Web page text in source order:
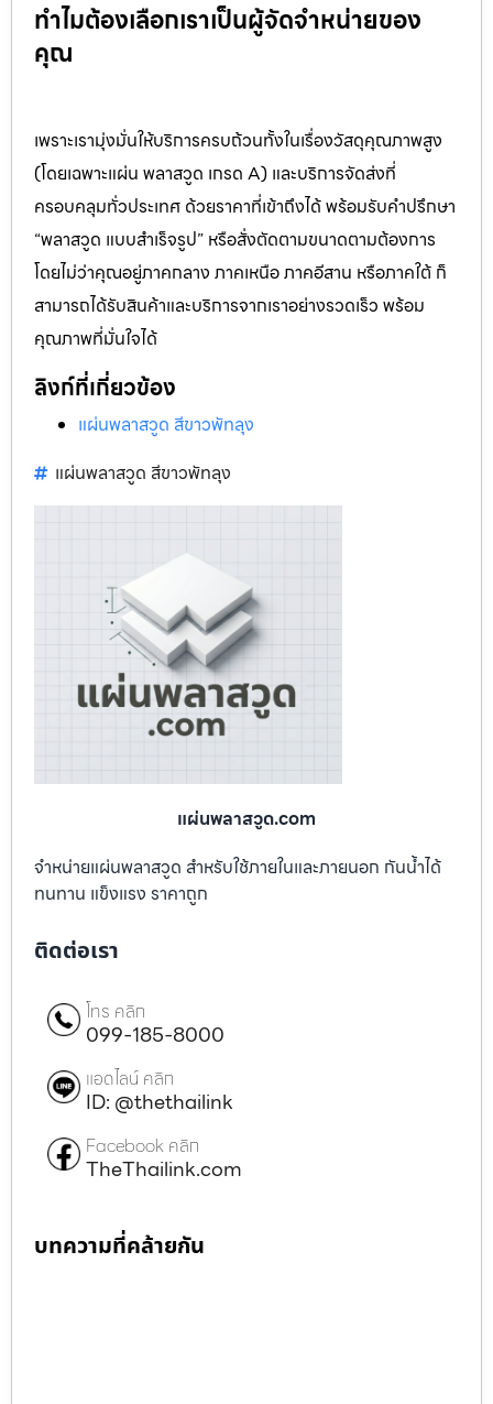
ทำไมต้องเลือกเราเป็นผู้จัดจำหน่ายของ
คุณ
เพราะเรามุ่งมั่นให้บริการครบถ้วนทั้งในเรื่องวัสดุคุณภาพสูง
(โดยเฉพาะแผ่น พลาสวูด เกรด A) และบริการจัดส่งที่
ครอบคลุมทั่วประเทศ ด้วยราคาที่เข้าถึงได้ พร้อมรับคำปรึกษา
“พลาสวูด แบบสำเร็จรูป” หรือสั่งตัดตามขนาดตามต้องการ
โดยไม่ว่าคุณอยู่ภาคกลาง ภาคเหนือ ภาคอีสาน หรือภาคใต้ ก็
สามารถได้รับสินค้าและบริการจากเราอย่างรวดเร็ว พร้อม
คุณภาพที่มั่นใจได้
ลิงก์ที่เกี่ยวข้อง
แผ่นพลาสวูด สีขาวพัทลุง
แผ่นพลาสวูด สีขาวพัทลุง
แผ่นพลาสวูด.com
จำหน่ายแผ่นพลาสวูด สำหรับใช้ภายในและภายนอก กันน้ำได้
ทนทาน แข็งแรง ราคาถูก
ติดต่อเรา
โทร คลิก
099-185-8000
แอดไลน์ คลิก
ID: @thethailink
Facebook คลิก
TheThailink.com
บทความที่คล้ายกัน